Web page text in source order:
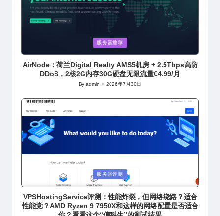
服务器推荐
AirNode：荷兰Digital Realty AMS5机房 + 2.5Tbps高防
DDoS，2核2G内存30G硬盘无限流量€4.99/月
Posted
Byadmin 2026年7月30日
服务器评测
VPSHostingService评测：性能炸裂，但网络绕路？适合
性能党？AMD Ryzen 9 7950X和这样的网络配置是否适合
你？看看这个“偏科生”的测试结果